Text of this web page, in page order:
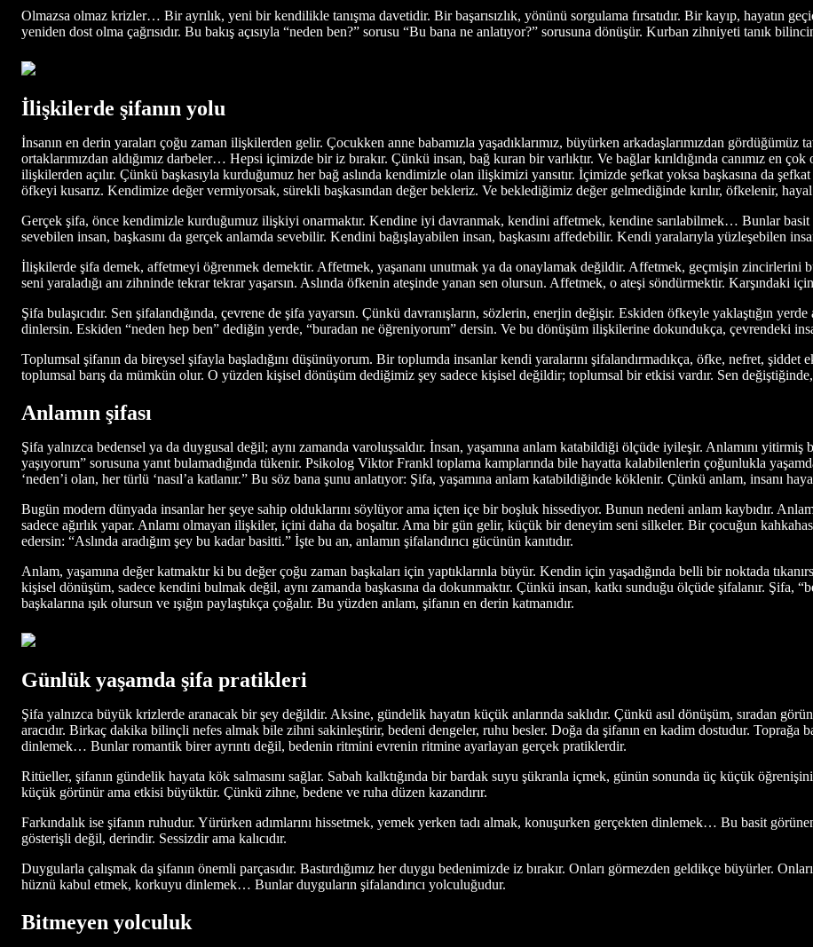
Olmazsa olmaz krizler… Bir ayrılık, yeni bir kendilikle tanışma davetidir. Bir başarısızlık, yönünü sorgulama fırsatıdır. Bir kayıp, hayatın
yeniden dost olma çağrısıdır. Bu bakış açısıyla “neden ben?” sorusu “Bu bana ne anlatıyor?” sorusuna dönüşür. Kurban zihniyeti tanık
İlişkilerde şifanın yolu
İnsanın en derin yaraları çoğu zaman ilişkilerden gelir. Çocukken anne babamızla yaşadıklarımız, büyürken arkadaşlarımızdan
ortaklarımızdan aldığımız darbeler… Hepsi içimizde bir iz bırakır. Çünkü insan, bağ kuran bir varlıktır. Ve bağlar kırıldığında canımız en
ilişkilerden açılır. Çünkü başkasıyla kurduğumuz her bağ aslında kendimizle olan ilişkimizi yansıtır. İçimizde şefkat yoksa başkasına da
öfkeyi kusarız. Kendimize değer vermiyorsak, sürekli başkasından değer bekleriz. Ve beklediğimiz değer gelmediğinde kırılır, öfkelenir, hayal
Gerçek şifa, önce kendimizle kurduğumuz ilişkiyi onarmaktır. Kendine iyi davranmak, kendini affetmek, kendine sarılabilmek… Bunlar
sevebilen insan, başkasını da gerçek anlamda sevebilir. Kendini bağışlayabilen insan, başkasını affedebilir. Kendi yaralarıyla yüzleşebilen
İlişkilerde şifa demek, affetmeyi öğrenmek demektir. Affetmek, yaşananı unutmak ya da onaylamak değildir. Affetmek, geçmişin zincirlerini
seni yaraladığı anı zihninde tekrar tekrar yaşarsın. Aslında öfkenin ateşinde yanan sen olursun. Affetmek, o ateşi söndürmektir. Karşındaki
Şifa bulaşıcıdır. Sen şifalandığında, çevrene de şifa yayarsın. Çünkü davranışların, sözlerin, enerjin değişir. Eskiden öfkeyle yaklaştığın yerde
dinlersin. Eskiden “neden hep ben” dediğin yerde, “buradan ne öğreniyorum” dersin. Ve bu dönüşüm ilişkilerine dokundukça, çevrendeki
Toplumsal şifanın da bireysel şifayla başladığını düşünüyorum. Bir toplumda insanlar kendi yaralarını şifalandırmadıkça, öfke, nefret,
toplumsal barış da mümkün olur. O yüzden kişisel dönüşüm dediğimiz şey sadece kişisel değildir; toplumsal bir etkisi vardır. Sen
Anlamın şifası
Şifa yalnızca bedensel ya da duygusal değil; aynı zamanda varoluşsaldır. İnsan, yaşamına anlam katabildiği ölçüde iyileşir. Anlamını
yaşıyorum” sorusuna yanıt bulamadığında tükenir. Psikolog Viktor Frankl toplama kamplarında bile hayatta kalabilenlerin çoğunlukla
‘neden’i olan, her türlü ‘nasıl’a katlanır.” Bu söz bana şunu anlatıyor: Şifa, yaşamına anlam katabildiğinde köklenir. Çünkü anlam, insanı
Bugün modern dünyada insanlar her şeye sahip olduklarını söylüyor ama içten içe bir boşluk hissediyor. Bunun nedeni anlam kaybıdır.
sadece ağırlık yapar. Anlamı olmayan ilişkiler, içini daha da boşaltır. Ama bir gün gelir, küçük bir deneyim seni silkeler. Bir çocuğun
edersin: “Aslında aradığım şey bu kadar basitti.” İşte bu an, anlamın şifalandırıcı gücünün kanıtıdır.
Anlam, yaşamına değer katmaktır ki bu değer çoğu zaman başkaları için yaptıklarınla büyür. Kendin için yaşadığında belli bir noktada
kişisel dönüşüm, sadece kendini bulmak değil, aynı zamanda başkasına da dokunmaktır. Çünkü insan, katkı sunduğu ölçüde şifalanır. Şifa,
başkalarına ışık olursun ve ışığın paylaştıkça çoğalır. Bu yüzden anlam, şifanın en derin katmanıdır.
Günlük yaşamda şifa pratikleri
Şifa yalnızca büyük krizlerde aranacak bir şey değildir. Aksine, gündelik hayatın küçük anlarında saklıdır. Çünkü asıl dönüşüm, sıradan
aracıdır. Birkaç dakika bilinçli nefes almak bile zihni sakinleştirir, bedeni dengeler, ruhu besler. Doğa da şifanın en kadim dostudur. Toprağa
dinlemek… Bunlar romantik birer ayrıntı değil, bedenin ritmini evrenin ritmine ayarlayan gerçek pratiklerdir.
Ritüeller, şifanın gündelik hayata kök salmasını sağlar. Sabah kalktığında bir bardak suyu şükranla içmek, günün sonunda üç küçük
küçük görünür ama etkisi büyüktür. Çünkü zihne, bedene ve ruha düzen kazandırır.
Farkındalık ise şifanın ruhudur. Yürürken adımlarını hissetmek, yemek yerken tadı almak, konuşurken gerçekten dinlemek… Bu basit
gösterişli değil, derindir. Sessizdir ama kalıcıdır.
Duygularla çalışmak da şifanın önemli parçasıdır. Bastırdığımız her duygu bedenimizde iz bırakır. Onları görmezden geldikçe büyürler.
hüznü kabul etmek, korkuyu dinlemek… Bunlar duyguların şifalandırıcı yolculuğudur.
Bitmeyen yolculuk